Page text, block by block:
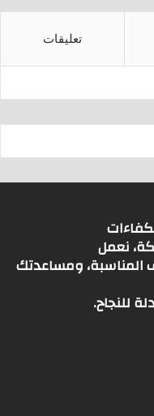
تعليقات
نعمل
المناسبة، ومساعدتك
للنجاح.